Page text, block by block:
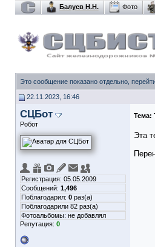
Балуев Н.Н. Фото
Это сообщение показано отдельно,
22.11.2023, 16:46
СЦБот
Робот
Регистрация: 05.05.2009
Сообщений: 1,496
Поблагодарил: 0 раз(а)
Поблагодарили 82 раз(а)
Фотоальбомы: не добавлял
Репутация: 0
Тема:
Эта